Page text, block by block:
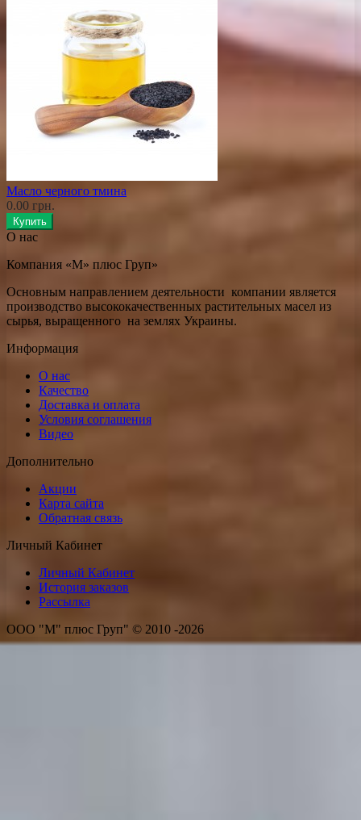
Масло черного тмина
0.00 грн.
Купить
О нас
Компания «М» плюс Груп»
Основным направлением деятельности компании является
производство высококачественных растительных масел из
сырья, выращенного на землях Украины.
Информация
О нас
Качество
Доставка и оплата
Условия соглашения
Видео
Дополнительно
Акции
Карта сайта
Обратная связь
Личный Кабинет
Личный Кабинет
История заказов
Рассылка
ООО "М" плюс Груп" © 2010 -2026